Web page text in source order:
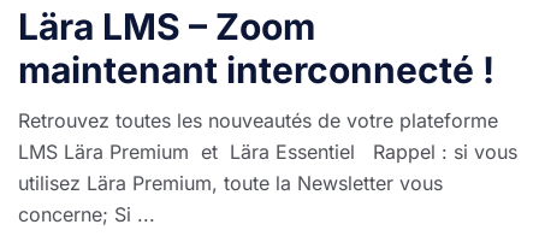
Lära LMS – Zoom
maintenant interconnecté !
Retrouvez toutes les nouveautés de votre plateforme
LMS Lära Premium et Lära Essentiel Rappel : si vous
utilisez Lära Premium, toute la Newsletter vous
concerne; Si ...